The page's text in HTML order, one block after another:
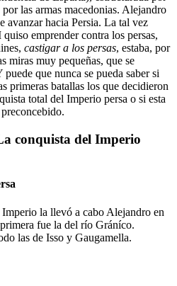
las armas macedonias. Alejandro
avanzar hacia Persia. La tal vez
emprender contra los persas,
castigar a los persas, estaba, por
miras muy pequeñas, que se
que nunca se pueda saber si
primeras batallas los que decidieron
total del Imperio persa o si esta
conquista del Imperio
la llevó a cabo Alejandro en
fue la del río Gráníco.
las de Isso y Gaugamella.